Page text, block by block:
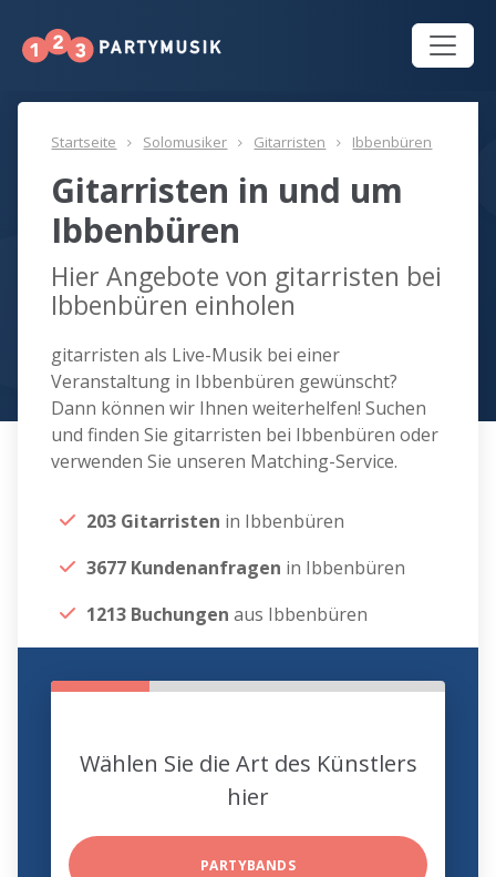
Startseite Solomusiker Gitarristen Ibbenbüren
Gitarristen in und um
Ibbenbüren
Hier Angebote von gitarristen bei
Ibbenbüren einholen
gitarristen als Live-Musik bei einer
Veranstaltung in Ibbenbüren gewünscht?
Dann können wir Ihnen weiterhelfen! Suchen
und finden Sie gitarristen bei Ibbenbüren oder
verwenden Sie unseren Matching-Service.
203 Gitarristen in Ibbenbüren
3677 Kundenanfragen in Ibbenbüren
1213 Buchungen aus Ibbenbüren
Wählen Sie die Art des Künstlers
hier
PARTYBANDS